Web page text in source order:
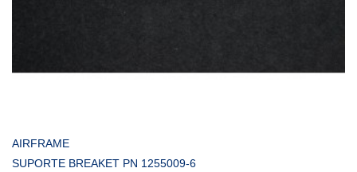
AIRFRAME
SUPORTE BREAKET PN 1255009-6